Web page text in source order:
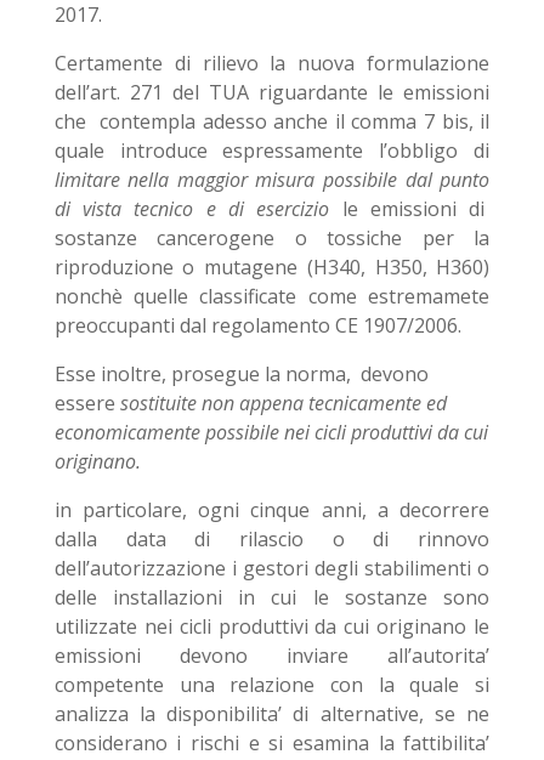
2017.
Certamente di rilievo la nuova formulazione
dell’art. 271 del TUA riguardante le emissioni
che contempla adesso anche il comma 7 bis, il
quale introduce espressamente l’obbligo di
limitare nella maggior misura possibile dal punto
di vista tecnico e di esercizio le emissioni di
sostanze cancerogene o tossiche per la
riproduzione o mutagene (H340, H350, H360)
nonchè quelle classificate come estremamete
preoccupanti dal regolamento CE 1907/2006.
Esse inoltre, prosegue la norma, devono
essere sostituite non appena tecnicamente ed
economicamente possibile nei cicli produttivi da cui
originano.
in particolare, ogni cinque anni, a decorrere
dalla data di rilascio o di rinnovo
dell’autorizzazione i gestori degli stabilimenti o
delle installazioni in cui le sostanze sono
utilizzate nei cicli produttivi da cui originano le
emissioni devono inviare all’autorita’
competente una relazione con la quale si
analizza la disponibilita’ di alternative, se ne
considerano i rischi e si esamina la fattibilita’